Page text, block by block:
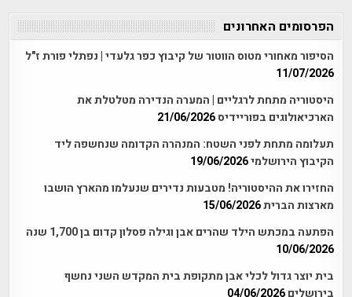
הפרסומים האחרונים
הסיפור מאחורי מטוס הווטור של קיבוץ כפר גלעדי | נפתלי פורת ז"ל
11/07/2026
היסטוריה מתחת לרגליים | המערה הנדירה מטלטלת את
הארכיאולוגים בפוריידיס21/06/2026
תעלומה מתחת לפני השטח: המנהרה הקדומה שנחשפה ליד
הקיבוץ הירושלמי19/06/2026
החזירו את ההיסטוריה! מטבעות נדירים שנעלמו מהארץ הושבו
מארצות הברית15/06/2026
הפתעה במכתש הילד שהרים אבן וגילה פסלון קדום בן 1,700 שנה
10/06/2026
בית יוצר גדול לכלי אבן מתקופת בית המקדש השני נחשף